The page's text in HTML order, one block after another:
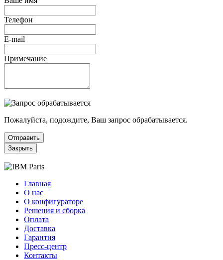
Телефон
E-mail
Примечание
Пожалуйста, подождите, Ваш запрос обрабатывается.
Отправить
Закрыть
Главная
О нас
О конфигураторе
Решения и сборка
Оплата
Доставка
Гарантия
Пресс-центр
Контакты